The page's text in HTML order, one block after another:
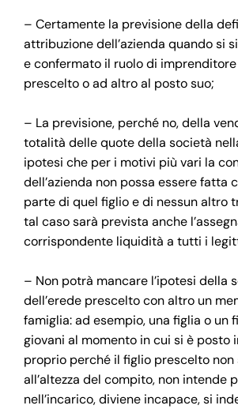
– Certamente la previsione della
attribuzione dell’azienda quando si
e confermato il ruolo di
prescelto o ad altro al posto suo;
– La previsione, perché no, della
totalità delle quote della società
ipotesi che per i motivi più vari la
dell’azienda non possa essere fatta
parte di quel figlio e di nessun altro
tal caso sarà prevista anche
corrispondente liquidità a tutti i
– Non potrà mancare l’ipotesi della
dell’erede prescelto con altro un
famiglia: ad esempio, una figlia o un
giovani al momento in cui si è posto
proprio perché il figlio prescelto
all’altezza del compito, non intende
nell’incarico, diviene incapace, si